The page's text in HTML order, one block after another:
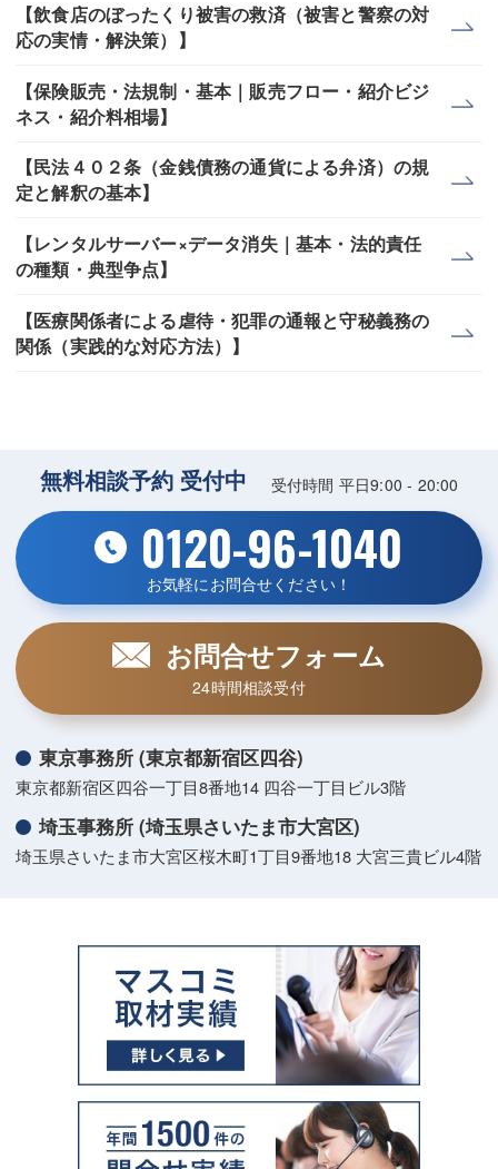
【飲食店のぼったくり被害の救済（被害と警察の対
応の実情・解決策）】
【保険販売・法規制・基本｜販売フロー・紹介ビジ
ネス・紹介料相場】
【民法４０２条（金銭債務の通貨による弁済）の規
定と解釈の基本】
【レンタルサーバー×データ消失｜基本・法的責任
の種類・典型争点】
【医療関係者による虐待・犯罪の通報と守秘義務の
関係（実践的な対応方法）】
無料相談予約 受付中 受付時間 平日9:00 - 20:00
0120-96-1040
お気軽にお問合せください！
お問合せフォーム
24時間相談受付
東京事務所 (東京都新宿区四谷)
東京都新宿区四谷一丁目8番地14 四谷一丁目ビル3階
埼玉事務所 (埼玉県さいたま市大宮区)
埼玉県さいたま市大宮区桜木町1丁目9番地18 大宮三貴ビル4階